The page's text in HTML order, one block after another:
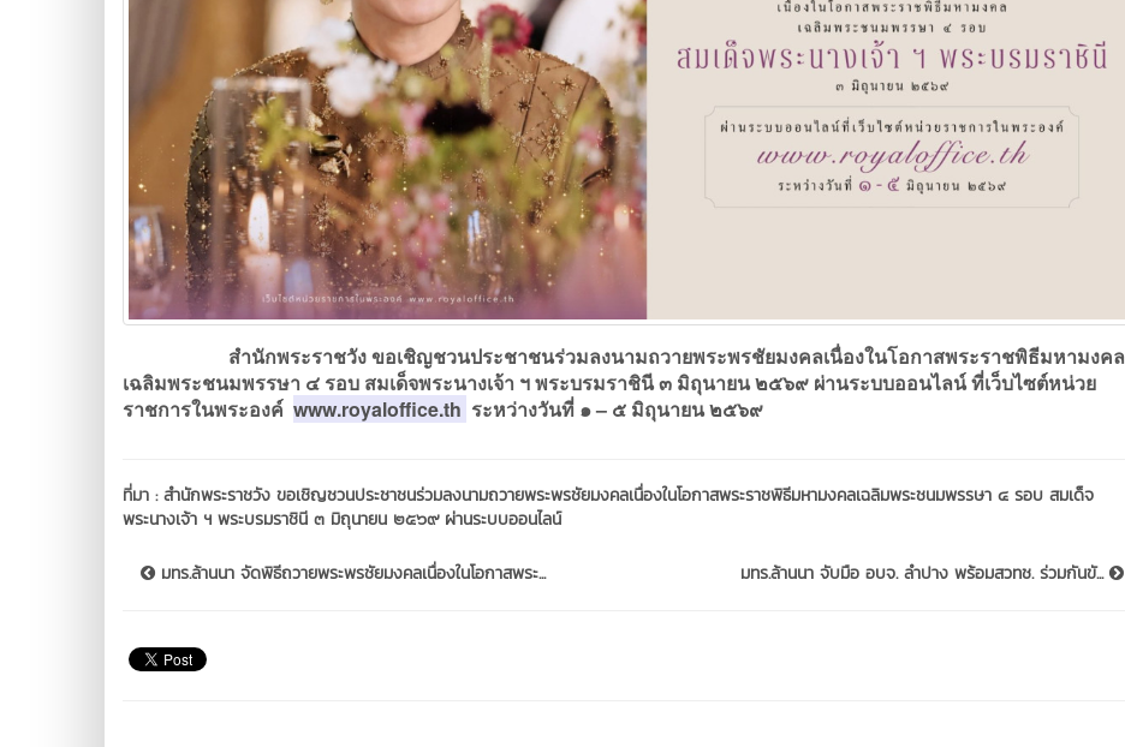
สำนักพระราชวัง ขอเชิญชวนประชาชนร่วมลงนามถวายพระพรชัยมงคลเนื่องในโอกาสพระราชพิธีมหามงคล
เฉลิมพระชนมพรรษา ๔ รอบ สมเด็จพระนางเจ้า ฯ พระบรมราชินี ๓ มิถุนายน ๒๕๖๙ ผ่านระบบออนไลน์ ที่เว็บไซต์หน่วย
ราชการในพระองค์ www.royaloffice.th ระหว่างวันที่ ๑ – ๕ มิถุนายน ๒๕๖๙
ที่มา :สำนักพระราชวัง ขอเชิญชวนประชาชนร่วมลงนามถวายพระพรชัยมงคลเนื่องในโอกาสพระราชพิธีมหามงคลเฉลิมพระชนมพรรษา ๔ รอบ สมเด็จ
พระนางเจ้า ฯ พระบรมราชินี ๓ มิถุนายน ๒๕๖๙ ผ่านระบบออนไลน์
มทร.ล้านนา จัดพิธีถวายพระพรชัยมงคลเนื่องในโอกาสพระ... มทร.ล้านนา จับมือ อบจ. ลำปาง พร้อมสวทช. ร่วมกันขั...